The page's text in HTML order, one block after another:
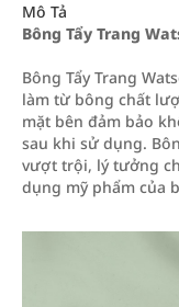
Mô Tả
Bông Tẩy Trang
Bông Tẩy Trang
làm từ bông chất
mặt bên đảm bảo
sau khi sử dụng.
vượt trội, lý tưởng
dụng mỹ phẩm của